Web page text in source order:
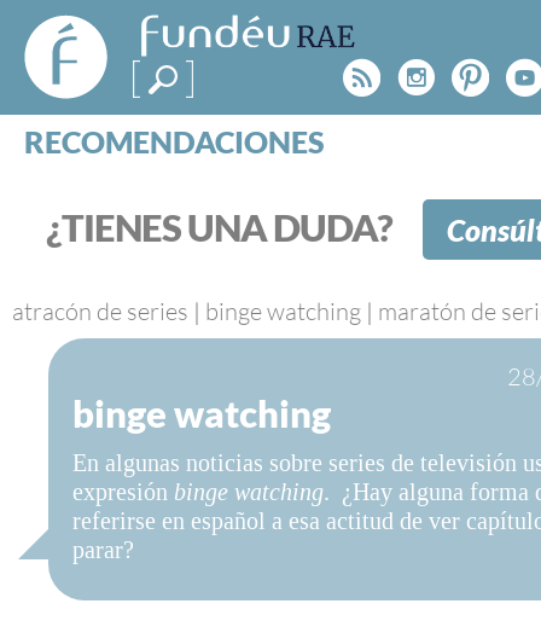
FundéuRAE
- Fundación
del Español
Urgente
Rss
RECOMENDACIONES
CATEGORÍAS
ESPECIALES
BLOG
NOTICIAS
SOBRE LA FUNDÉURAE
FundéuRAE es una fundación patrocinada por la
y la Real Academia Española, cuyo objetivo es
el buen uso del español en los medios de
Internet.
¿TIENES UNA DUDA?
atracón de series | binge watching | maratón de
binge watching
En algunas noticias sobre series de televisión
expresión binge watching. ¿Hay alguna forma
referirse en español a esa actitud de ver
parar?